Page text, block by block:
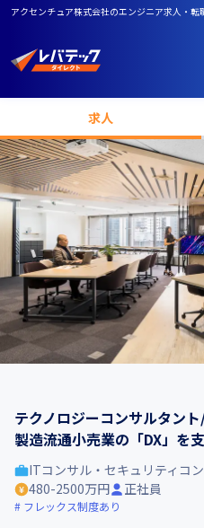
アクセンチュア株式会社のエンジニア求人・
求人
テクノロジーコンサルタン
製造流通小売業の「DX」を
ITコンサル・セキュリティコ
480-2500万円
正社員
フレックス制度あり